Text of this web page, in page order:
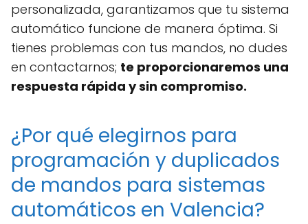
personalizada, garantizamos que tu sistema
automático funcione de manera óptima. Si
tienes problemas con tus mandos, no dudes
en contactarnos; te proporcionaremos una
respuesta rápida y sin compromiso.
¿Por qué elegirnos para
programación y duplicados
de mandos para sistemas
automáticos en Valencia?